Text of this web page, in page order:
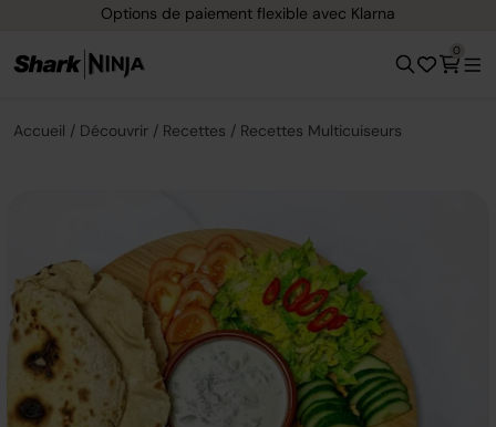
Options de paiement flexible avec Klarna
0
Accueil Découvrir Recettes Recettes Multicuiseurs